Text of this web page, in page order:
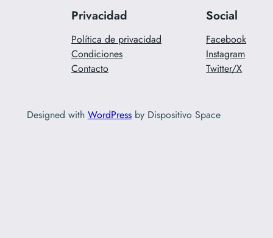
Privacidad
Política de privacidad
Condiciones
Contacto
Social
Facebook
Instagram
Twitter/X
Designed with WordPressby Dispositivo Space